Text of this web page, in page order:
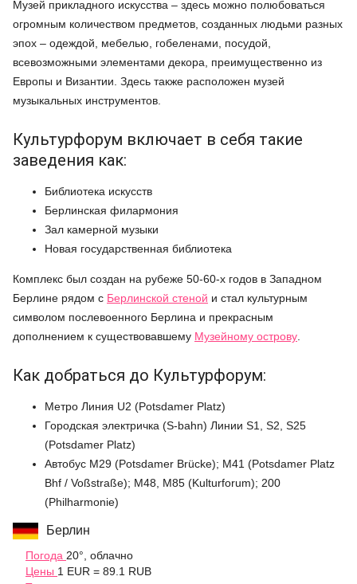
Музей прикладного искусства – здесь можно полюбоваться
огромным количеством предметов, созданных людьми разных
эпох – одеждой, мебелью, гобеленами, посудой,
всевозможными элементами декора, преимущественно из
Европы и Византии. Здесь также расположен музей
музыкальных инструментов.
Культурфорум включает в себя такие
заведения как:
Библиотека искусств
Берлинская филармония
Зал камерной музыки
Новая государственная библиотека
Комплекс был создан на рубеже 50-60-х годов в Западном
Берлине рядом с Берлинской стеной и стал культурным
символом послевоенного Берлина и прекрасным
дополнением к существовавшему Музейному острову
Как добраться до Культурфорум:
Метро Линия U2 (Potsdamer Platz)
Городская электричка (S-bahn) Линии S1, S2, S25
(Potsdamer Platz)
Автобус M29 (Potsdamer Brücke); M41 (Potsdamer Platz
Bhf / Voßstraße); M48, M85 (Kulturforum); 200
(Philharmonie)
Берлин
Погода 20°, облачно
Цены 1 EUR = 89.1 RUB